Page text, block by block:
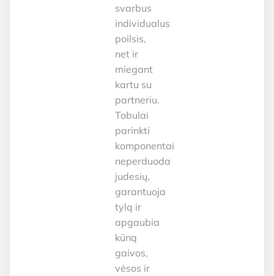
svarbus
individualus
poilsis,
net ir
miegant
kartu su
partneriu.
Tobulai
parinkti
komponentai
neperduoda
judesių,
garantuoja
tylą ir
apgaubia
kūną
gaivos,
vėsos ir